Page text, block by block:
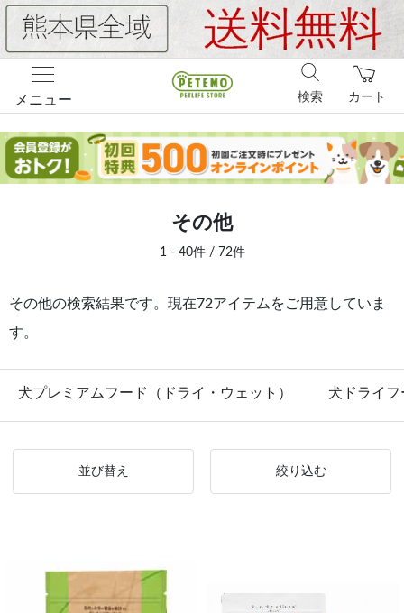
メニュー カート
検索
その他
1 - 40件 / 72件
その他の検索結果です。現在72アイテムをご用意していま
す。
犬プレミアムフード（ドライ・ウェット） 犬ドライフ
並び替え 絞り込む